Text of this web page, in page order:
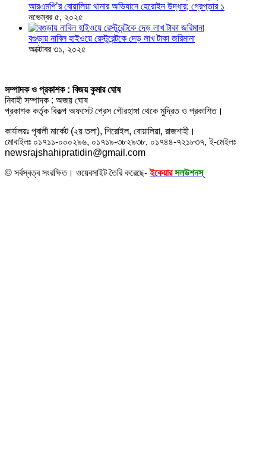
আরএমপি’র বোয়ালিয়া থানার অভিযানে হেরোইন উদ্ধার; গ্রেপ্তার ১
নভেম্বর ৫, ২০২৫
বগুড়ায় নাবিল হাইওয়ে রেস্টুরেন্টকে দেড় লাখ টাকা জরিমানা
অক্টোবর ৩১, ২০২৫
সম্পাদক ও প্রকাশক : বিজয় কুমার ঘোষ
নিবাহী সম্পাদক : অজয় ঘোষ
প্রকাশক কর্তৃক বিকল্প অফসেট প্রেস গৌরহাঙ্গা থেকে মুদ্রিত ও প্রকাশিত।
কার্যালয়ঃ পূবালী মার্কেট (২য় তলা), শিরোইল, বোয়ালিয়া, রাজশাহী।
মোবাইলঃ ০১৭১১-০০০২৯৬, ০১৭১৯-৩৮২৯৩৮, ০১৭৪৪-৭২১৮৩৭, ই-মেইলঃ
newsrajshahipratidin@gmail.com
© সর্বস্বত্ব সংরক্ষিত। ওয়েবসাইট তৈরি করেছে-ইকেয়ার সলউশনস্